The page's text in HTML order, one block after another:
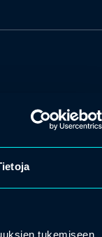
tukemiseen